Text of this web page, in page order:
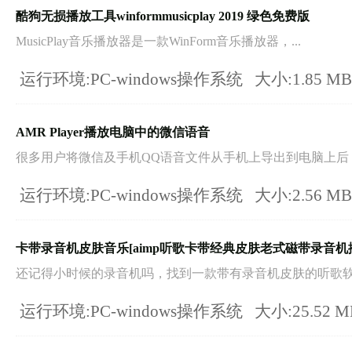
酷狗无损播放工具winformmusicplay 2019 绿色免费版
MusicPlay音乐播放器是一款WinForm音乐播放器，...
运行环境:PC-windows操作系统 大小:1.85
AMR Player播放电脑中的微信语音
很多用户将微信及手机QQ语音文件从手机上导出到电脑上后
运行环境:PC-windows操作系统 大小:2.56
卡带录音机皮肤音乐[aimp听歌卡带经典皮肤老式磁带录音机
还记得小时候的录音机吗，找到一款带有录音机皮肤的听歌
运行环境:PC-windows操作系统 大小:25.52